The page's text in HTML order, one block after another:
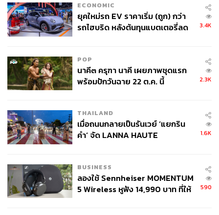
อรุษ ตันตสิรินทร์
นิทรรศการ
ECONOMIC
ยุคใหม่รถ EV ราคาเริ่ม (ถูก) กว่า
รถไฮบริด หลังต้นทุนแบตเตอรี่ลด
3.4K
POP
นาคี๓ ครุฑา นาคี เผยภาพชุดแรก
พร้อมปักวันฉาย 22 ต.ค. นี้
2.3K
THAILAND
เมื่อถนนกลายเป็นรันเวย์ ‘แยกริน
คำ’ จัด LANNA HAUTE
1.6K
BUSINESS
ลองใช้ Sennheiser MOMENTUM
5 Wireless หูฟัง 14,990 บาท ที่ให้
590